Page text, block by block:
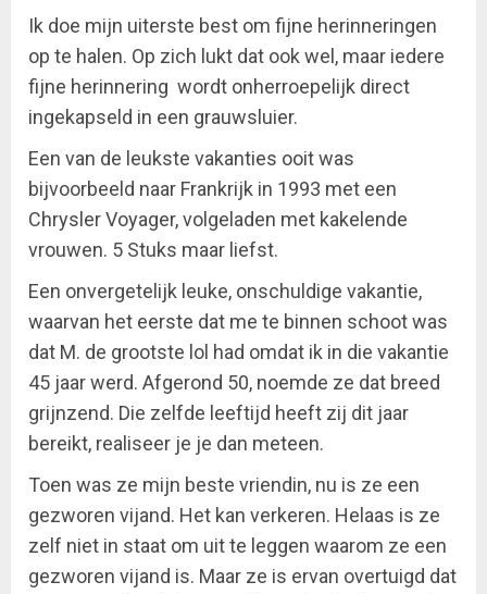
Ik doe mijn uiterste best om fijne herinneringen
op te halen. Op zich lukt dat ook wel, maar iedere
fijne herinnering wordt onherroepelijk direct
ingekapseld in een grauwsluier.
Een van de leukste vakanties ooit was
bijvoorbeeld naar Frankrijk in 1993 met een
Chrysler Voyager, volgeladen met kakelende
vrouwen. 5 Stuks maar liefst.
Een onvergetelijk leuke, onschuldige vakantie,
waarvan het eerste dat me te binnen schoot was
dat M. de grootste lol had omdat ik in die vakantie
45 jaar werd. Afgerond 50, noemde ze dat breed
grijnzend. Die zelfde leeftijd heeft zij dit jaar
bereikt, realiseer je je dan meteen.
Toen was ze mijn beste vriendin, nu is ze een
gezworen vijand. Het kan verkeren. Helaas is ze
zelf niet in staat om uit te leggen waarom ze een
gezworen vijand is. Maar ze is ervan overtuigd dat